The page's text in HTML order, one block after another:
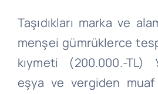
Taşıdıkları marka ve
menşei gümrüklerce
kıymeti (200.000.-TL)
eşya ve vergiden